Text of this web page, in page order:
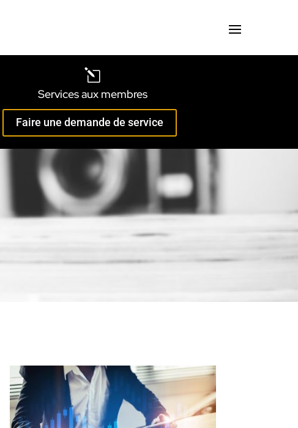
l
Services aux membres
Faire une demande de service